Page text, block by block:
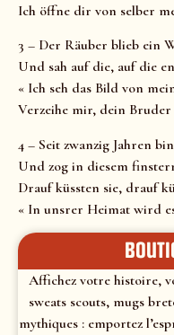
Ich öffne dir von selber
3 – Der Räuber blieb ein
Und sah auf die, auf die
« Ich seh das Bild von
Verzeihe mir, dein
4 – Seit zwanzig Jahren
Und zog in diesem
Drauf küssten sie, drauf
« In unsrer Heimat wird
Affichez votre histoire,
sweats scouts, mugs
mythiques : emportez